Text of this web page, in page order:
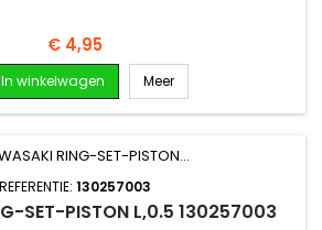
Prijs
€ 4,95
In winkelwagen Meer
REFERENTIE: 130257003
SET-PISTON L,0.5 130257003